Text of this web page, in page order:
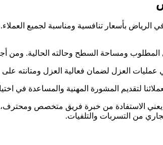
بأسعار تنافسية ومناسبة لجميع
ومساحة السطح وحالته الحالية. ومن
العزل لضمان فعالية العزل ومتانته
لتقديم المشورة المهنية والمساعدة في
يعني الاستفادة من خبرة فريق متخصص
من التسربات والتلفيات.